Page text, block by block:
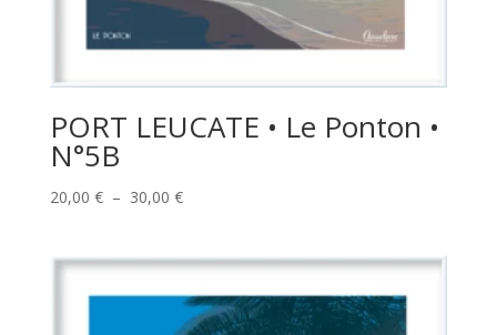
PORT LEUCATE • Le Ponton •
N°5B
20,00 € – 30,00 €Plage
20,00 €
à
30,00 €